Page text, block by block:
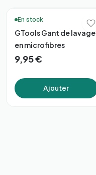
En stock
GTools Gant de lavage
en microfibres
9,95 €
Ajouter